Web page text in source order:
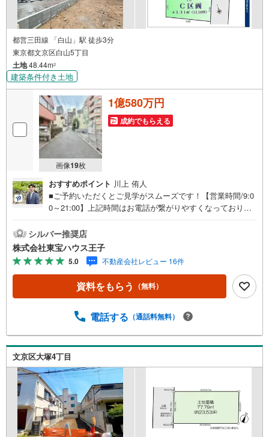
都営三田線 「白山」駅 徒歩3分
東京都文京区白山5丁目
土地48.44m2
建築条件付き土地
画像19枚
1億580万円
成約でもらえる
おすすめポイント 川上 侑人
■ご予約いただくとご見学がスムーズです！【営業時間/9:0
0～21:00】上記時間はお電話が繋がりやすくなっておりま
にお電話ください！下記のお申込み方法も可能です！ご見
学希望のお客様:右上の「室内・現地を見学する」をクリッ
クして下さい。資料請求希望のお客様:右上の「資料をもら
う」をクリックして下さい。【東宝ハウス王子のポイン
ト】（1）不動産のご提案から資金計画・ライフシミュレー
ションのご相談・無理のないライフプラン、提携による低
生活」を「未来カレンダー」で見える化します。（2）ご購
ポート」・漠然としたキャッシュフローのグラフ化、効果
的な生命保険の見直し、繰り上げ返済の効果的なタイミン
グなどご提案させて頂きます。■ご案内方法ご自宅へお迎
え・最寄駅等でお待ち合わせ、弊社へのご来社など、ご相
談くださいませ。■お車の無料提携駐車場がございます。
シルバー推奨店
株式会社東宝ハウス王子
5.0 不動産会社レビュー 16件
資料をもらう （無料）
電話する （通話料無料）
文京区大塚4丁目